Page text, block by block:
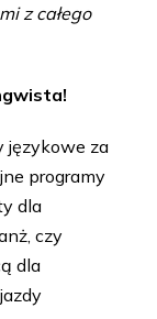
z całego
językowe za
programy
dla
czy
dla